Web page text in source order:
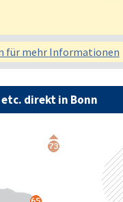
für mehrInformationen
direkt in Bonn